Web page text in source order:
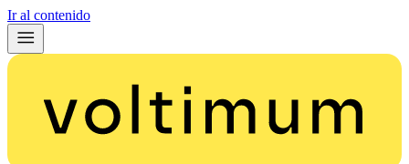
Ir al contenido